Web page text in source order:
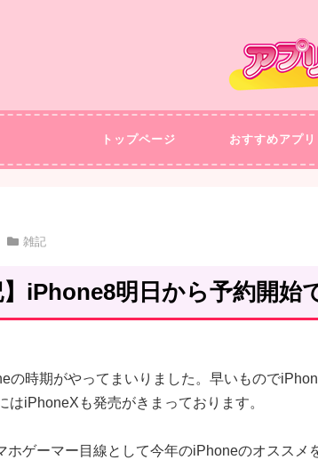
トップページ おすすめアプリ
雑記
】iPhone8明日から予約開始
の時期がやってまいりました。早いもので
はiPhoneXも発売がきまっております。
ホゲーマー目線として今年のiPhoneのオススメ